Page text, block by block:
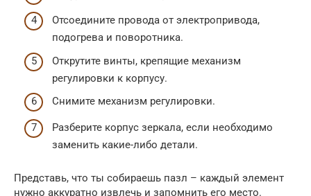
Отсоедините провода от электропривода,
подогрева и поворотника.
Открутите винты, крепящие механизм
регулировки к корпусу.
Снимите механизм регулировки.
Разберите корпус зеркала, если необходимо
заменить какие-либо детали.
Представь, что ты собираешь пазл – каждый элемент
нужно аккуратно извлечь и запомнить его место.